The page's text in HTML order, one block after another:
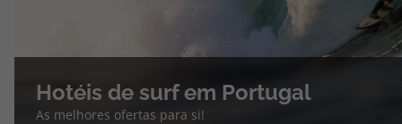
Hotéis de surf em Portugal
As melhores ofertas para si!